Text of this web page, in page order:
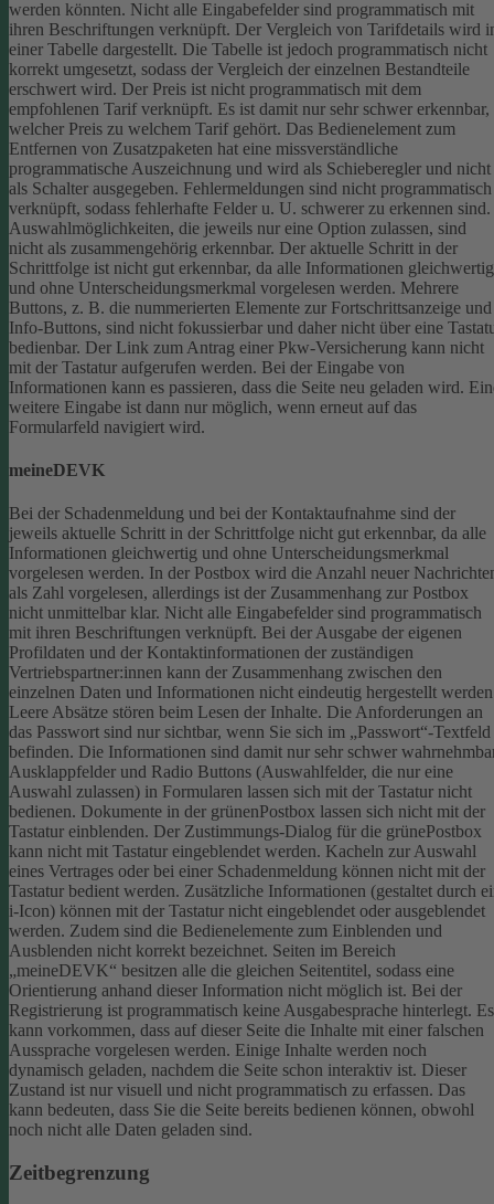
werden könnten. Nicht alle Eingabefelder sind programmatisch mit
ihren Beschriftungen verknüpft. Der Vergleich von Tarifdetails wird
einer Tabelle dargestellt. Die Tabelle ist jedoch programmatisch nicht
korrekt umgesetzt, sodass der Vergleich der einzelnen Bestandteile
erschwert wird. Der Preis ist nicht programmatisch mit dem
empfohlenen Tarif verknüpft. Es ist damit nur sehr schwer erkennbar,
welcher Preis zu welchem Tarif gehört. Das Bedienelement zum
Entfernen von Zusatzpaketen hat eine missverständliche
programmatische Auszeichnung und wird als Schieberegler und nicht
als Schalter ausgegeben. Fehlermeldungen sind nicht programmatisch
verknüpft, sodass fehlerhafte Felder u. U. schwerer zu erkennen sind.
Auswahlmöglichkeiten, die jeweils nur eine Option zulassen, sind
nicht als zusammengehörig erkennbar. Der aktuelle Schritt in der
Schrittfolge ist nicht gut erkennbar, da alle Informationen gleichwertig
und ohne Unterscheidungsmerkmal vorgelesen werden. Mehrere
Buttons, z. B. die nummerierten Elemente zur Fortschrittsanzeige und
Info-Buttons, sind nicht fokussierbar und daher nicht über eine
bedienbar. Der Link zum Antrag einer Pkw-Versicherung kann nicht
mit der Tastatur aufgerufen werden. Bei der Eingabe von
Informationen kann es passieren, dass die Seite neu geladen wird.
weitere Eingabe ist dann nur möglich, wenn erneut auf das
Formularfeld navigiert wird.
meineDEVK
Bei der Schadenmeldung und bei der Kontaktaufnahme sind der
jeweils aktuelle Schritt in der Schrittfolge nicht gut erkennbar, da alle
Informationen gleichwertig und ohne Unterscheidungsmerkmal
vorgelesen werden. In der Postbox wird die Anzahl neuer
als Zahl vorgelesen, allerdings ist der Zusammenhang zur Postbox
nicht unmittelbar klar. Nicht alle Eingabefelder sind programmatisch
mit ihren Beschriftungen verknüpft. Bei der Ausgabe der eigenen
Profildaten und der Kontaktinformationen der zuständigen
Vertriebspartner:innen kann der Zusammenhang zwischen den
einzelnen Daten und Informationen nicht eindeutig hergestellt
Leere Absätze stören beim Lesen der Inhalte. Die Anforderungen an
das Passwort sind nur sichtbar, wenn Sie sich im „Passwort“-Textfeld
befinden. Die Informationen sind damit nur sehr schwer
Ausklappfelder und Radio Buttons (Auswahlfelder, die nur eine
Auswahl zulassen) in Formularen lassen sich mit der Tastatur nicht
bedienen. Dokumente in der grünenPostbox lassen sich nicht mit der
Tastatur einblenden. Der Zustimmungs-Dialog für die grünePostbox
kann nicht mit Tastatur eingeblendet werden. Kacheln zur Auswahl
eines Vertrages oder bei einer Schadenmeldung können nicht mit der
Tastatur bedient werden. Zusätzliche Informationen (gestaltet durch
i-Icon) können mit der Tastatur nicht eingeblendet oder ausgeblendet
werden. Zudem sind die Bedienelemente zum Einblenden und
Ausblenden nicht korrekt bezeichnet. Seiten im Bereich
„meineDEVK“ besitzen alle die gleichen Seitentitel, sodass eine
Orientierung anhand dieser Information nicht möglich ist. Bei der
Registrierung ist programmatisch keine Ausgabesprache hinterlegt. Es
kann vorkommen, dass auf dieser Seite die Inhalte mit einer falschen
Aussprache vorgelesen werden. Einige Inhalte werden noch
dynamisch geladen, nachdem die Seite schon interaktiv ist. Dieser
Zustand ist nur visuell und nicht programmatisch zu erfassen. Das
kann bedeuten, dass Sie die Seite bereits bedienen können, obwohl
noch nicht alle Daten geladen sind.
Zeitbegrenzung